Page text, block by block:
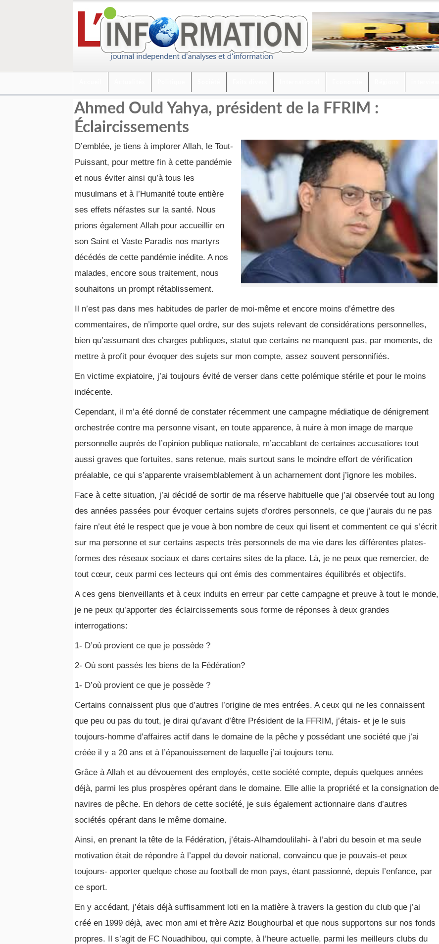
Ahmed Ould Yahya, président de la FFRIM :
Éclaircissements
D’emblée, je tiens à implorer Allah, le Tout-
Puissant, pour mettre fin à cette pandémie
et nous éviter ainsi qu’à tous les
musulmans et à l’Humanité toute entière
ses effets néfastes sur la santé. Nous
prions également Allah pour accueillir en
son Saint et Vaste Paradis nos martyrs
décédés de cette pandémie inédite. A nos
malades, encore sous traitement, nous
souhaitons un prompt rétablissement.
Il n’est pas dans mes habitudes de parler de moi-même et encore moins d’émettre des
commentaires, de n’importe quel ordre, sur des sujets relevant de considérations personnelles,
bien qu’assumant des charges publiques, statut que certains ne manquent pas, par moments, de
mettre à profit pour évoquer des sujets sur mon compte, assez souvent personnifiés.
En victime expiatoire, j’ai toujours évité de verser dans cette polémique stérile et pour le moins
indécente.
Cependant, il m’a été donné de constater récemment une campagne médiatique de dénigrement
orchestrée contre ma personne visant, en toute apparence, à nuire à mon image de marque
personnelle auprès de l’opinion publique nationale, m’accablant de certaines accusations tout
aussi graves que fortuites, sans retenue, mais surtout sans le moindre effort de vérification
préalable, ce qui s’apparente vraisemblablement à un acharnement dont j’ignore les mobiles.
Face à cette situation, j’ai décidé de sortir de ma réserve habituelle que j’ai observée tout au long
des années passées pour évoquer certains sujets d’ordres personnels, ce que j’aurais du ne pas
faire n’eut été le respect que je voue à bon nombre de ceux qui lisent et commentent ce qui s’écrit
sur ma personne et sur certains aspects très personnels de ma vie dans les différentes plates-
formes des réseaux sociaux et dans certains sites de la place. Là, je ne peux que remercier, de
tout cœur, ceux parmi ces lecteurs qui ont émis des commentaires équilibrés et objectifs.
A ces gens bienveillants et à ceux induits en erreur par cette campagne et preuve à tout le monde,
je ne peux qu’apporter des éclaircissements sous forme de réponses à deux grandes
interrogations:
1- D’où provient ce que je possède ?
2- Où sont passés les biens de la Fédération?
1- D’où provient ce que je possède ?
Certains connaissent plus que d’autres l’origine de mes entrées. A ceux qui ne les connaissent
que peu ou pas du tout, je dirai qu’avant d’être Président de la FFRIM, j’étais- et je le suis
toujours-homme d’affaires actif dans le domaine de la pêche y possédant une société que j’ai
créée il y a 20 ans et à l’épanouissement de laquelle j’ai toujours tenu.
Grâce à Allah et au dévouement des employés, cette société compte, depuis quelques années
déjà, parmi les plus prospères opérant dans le domaine. Elle allie la propriété et la consignation de
navires de pêche. En dehors de cette société, je suis également actionnaire dans d’autres
sociétés opérant dans le même domaine.
Ainsi, en prenant la tête de la Fédération, j’étais-Alhamdoulilahi- à l’abri du besoin et ma seule
motivation était de répondre à l’appel du devoir national, convaincu que je pouvais-et peux
toujours- apporter quelque chose au football de mon pays, étant passionné, depuis l’enfance, par
ce sport.
En y accédant, j’étais déjà suffisamment loti en la matière à travers la gestion du club que j’ai
créé en 1999 déjà, avec mon ami et frère Aziz Boughourbal et que nous supportons sur nos fonds
propres. Il s’agit de FC Nouadhibou, qui compte, à l’heure actuelle, parmi les meilleurs clubs du